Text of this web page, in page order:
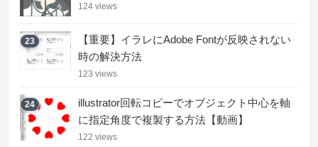
124 views
23
【重要】イラレにAdobe Fontが反映されない
時の解決方法
123 views
24
illustrator回転コピーでオブジェクト中心を軸
に指定角度で複製する方法【動画】
122 views